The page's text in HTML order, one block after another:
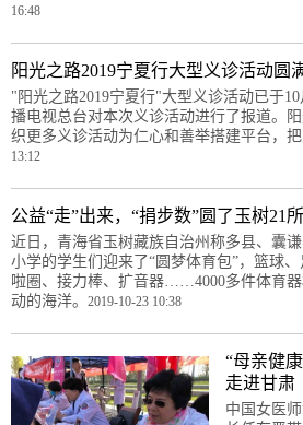
16:48
阳光之路2019宁夏行大型义诊活动圆
"阳光之路2019宁夏行"大型义诊活动已于
播电视总台对本次义诊活动进行了报道。
织更多义诊活动为仁心和善举搭建平台，把
13:12
公益“走”出来，“捐步数”圆了玉树21
近日，青海省玉树藏族自治州称多县、囊
小学的学生们迎来了“圆梦体育包”，篮球
啦圈、接力棒、扩音器……4000多件体育
动的海洋。 2019-10-23 10:38
“母亲健
走进甘肃
中国女医